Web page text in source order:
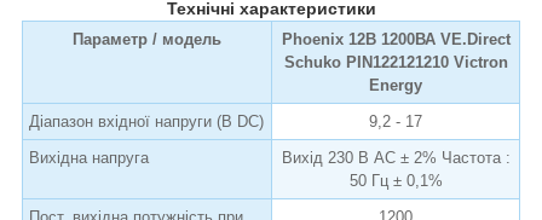
Технічні характеристики
Параметр / модель
Phoenix 12В 1200ВА VE.Direct
Schuko PIN122121210 Victron
Energy
Діапазон вхідної напруги (В DC)
9,2 - 17
Вихідна напруга
Вихід 230 В AC ± 2% Частота :
50 Гц ± 0,1%